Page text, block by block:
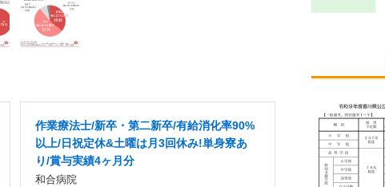
作業療法士/新卒・第二新卒/有給消化率90%
以上/日祝定休&土曜は月3回休み!単身寮あ
り/賞与実績4ヶ月分
和合病院